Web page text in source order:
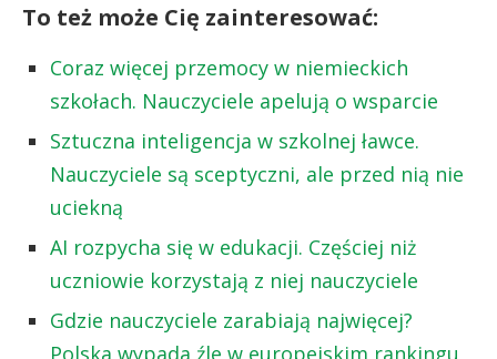
To też może Cię zainteresować:
Coraz więcej przemocy w niemieckich
szkołach. Nauczyciele apelują o wsparcie
Sztuczna inteligencja w szkolnej ławce.
Nauczyciele są sceptyczni, ale przed nią nie
uciekną
AI rozpycha się w edukacji. Częściej niż
uczniowie korzystają z niej nauczyciele
Gdzie nauczyciele zarabiają najwięcej?
Polska wypada źle w europejskim rankingu